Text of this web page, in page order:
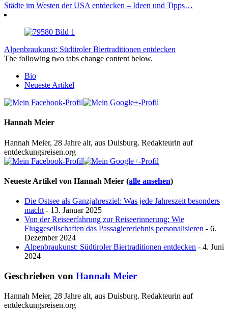
Städte im Westen der USA entdecken – Ideen und Tipps…
Alpenbraukunst: Südtiroler Biertraditionen entdecken
The following two tabs change content below.
Bio
Neueste Artikel
Hannah Meier
Hannah Meier, 28 Jahre alt, aus Duisburg. Redakteurin auf
entdeckungsreisen.org
Neueste Artikel von Hannah Meier (alle ansehen)
Die Ostsee als Ganzjahresziel: Was jede Jahreszeit besonders
macht - 13. Januar 2025
Von der Reiseerfahrung zur Reiseerinnerung: Wie
Fluggesellschaften das Passagiererlebnis personalisieren - 6.
Dezember 2024
Alpenbraukunst: Südtiroler Biertraditionen entdecken - 4. Juni
2024
Geschrieben von Hannah Meier
Hannah Meier, 28 Jahre alt, aus Duisburg. Redakteurin auf
entdeckungsreisen.org